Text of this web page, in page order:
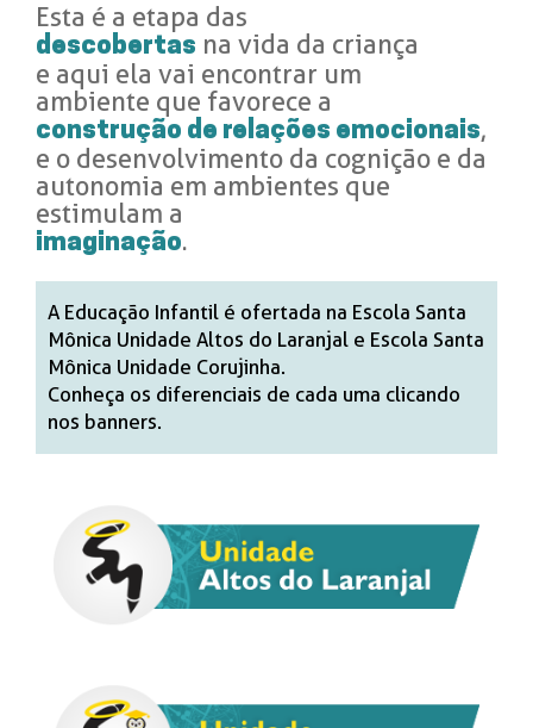
Esta é a etapa das
descobertas na vida da criança
e aqui ela vai encontrar um
ambiente que favorece a
construção de relações emocionais,
e o desenvolvimento da cognição e da
autonomia em ambientes que
estimulam a
imaginação.
A Educação Infantil é ofertada na Escola Santa
Mônica Unidade Altos do Laranjal e Escola Santa
Mônica Unidade Corujinha.
Conheça os diferenciais de cada uma clicando
nos banners.